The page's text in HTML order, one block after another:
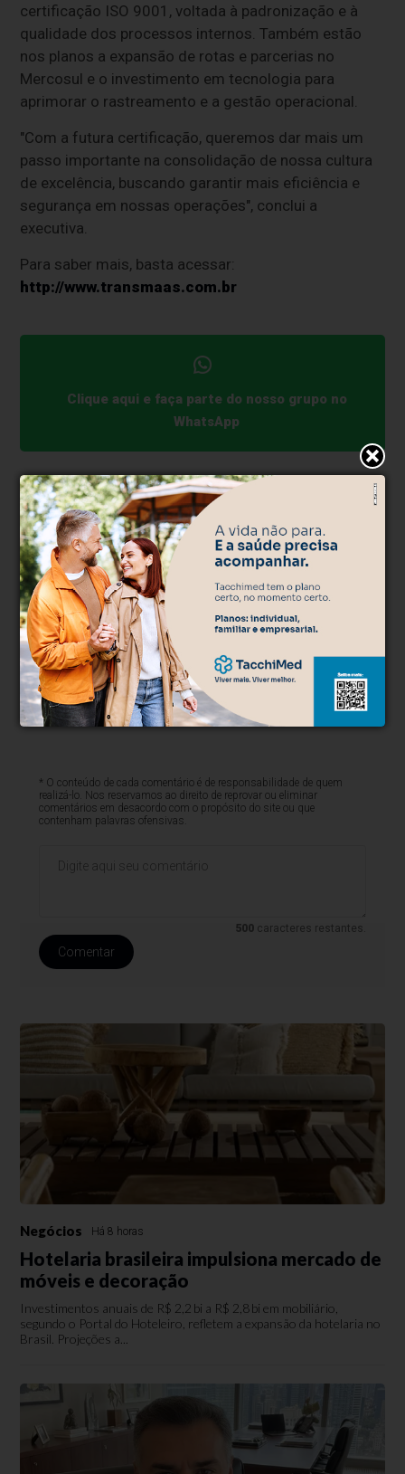
certificação ISO 9001, voltada à padronização e à
qualidade dos processos internos. Também estão
nos planos a expansão de rotas e parcerias no
Mercosul e o investimento em tecnologia para
aprimorar o rastreamento e a gestão operacional.
"Com a futura certificação, queremos dar mais um
passo importante na consolidação de nossa cultura
de excelência, buscando garantir mais eficiência e
segurança em nossas operações", conclui a
executiva.
Para saber mais, basta acessar:
http://www.transmaas.com.br
Clique aqui e faça parte do nosso grupo no
WhatsApp
* O conteúdo de cada comentário é de responsabilidade de quem
realizá-lo. Nos reservamos ao direito de reprovar ou eliminar
comentários em desacordo com o propósito do site ou que
contenham palavras ofensivas.
500 caracteres restantes.
Comentar
Negócios Há 8 horas
Hotelaria brasileira impulsiona mercado de
móveis e decoração
Investimentos anuais de R$ 2,2 bi a R$ 2,8 bi em mobiliário,
segundo o Portal do Hoteleiro, refletem a expansão da hotelaria no
Brasil. Projeções a...